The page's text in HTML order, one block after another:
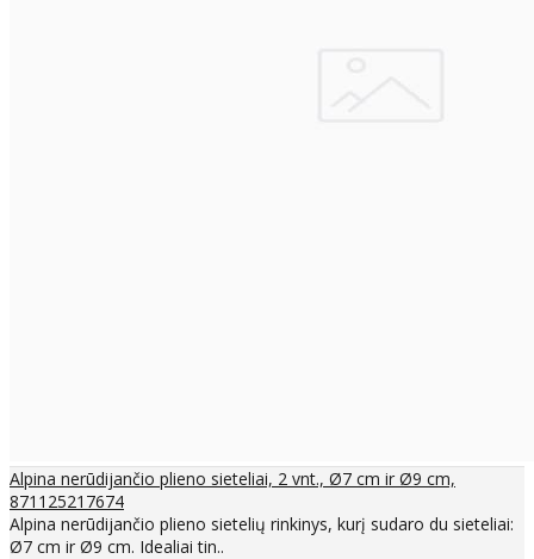
Alpina nerūdijančio plieno sieteliai, 2 vnt., Ø7 cm ir Ø9 cm,
871125217674
Alpina nerūdijančio plieno sietelių rinkinys, kurį sudaro du sieteliai:
Ø7 cm ir Ø9 cm. Idealiai tin..